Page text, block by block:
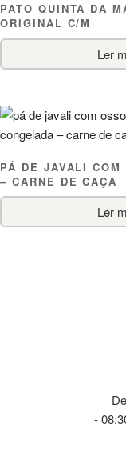
PATO QUINTA DA
ORIGINAL C/M
Ler
PÁ DE JAVALI COM
– CARNE DE CAÇA
Ler
-